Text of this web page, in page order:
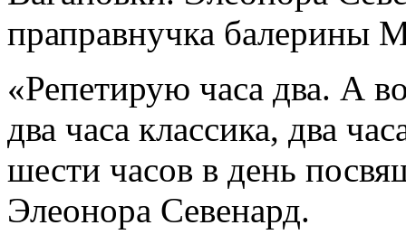
праправнучка балерины
«Репетирую часа два. А
два часа классика, два
шести часов в день
Элеонора Севенард.